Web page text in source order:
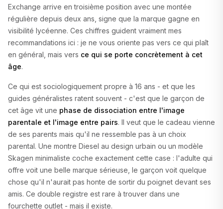
Exchange arrive en troisième position avec une montée
régulière depuis deux ans, signe que la marque gagne en
visibilité lycéenne. Ces chiffres guident vraiment mes
recommandations ici : je ne vous oriente pas vers ce qui plaît
en général, mais vers ce qui se porte concrètement à cet
âge.
Ce qui est sociologiquement propre à 16 ans - et que les
guides généralistes ratent souvent - c'est que le garçon de
cet âge vit une phase de dissociation entre l'image
parentale et l'image entre pairs. Il veut que le cadeau vienne
de ses parents mais qu'il ne ressemble pas à un choix
parental. Une montre Diesel au design urbain ou un modèle
Skagen minimaliste coche exactement cette case : l'adulte qui
offre voit une belle marque sérieuse, le garçon voit quelque
chose qu'il n'aurait pas honte de sortir du poignet devant ses
amis. Ce double registre est rare à trouver dans une
fourchette outlet - mais il existe.